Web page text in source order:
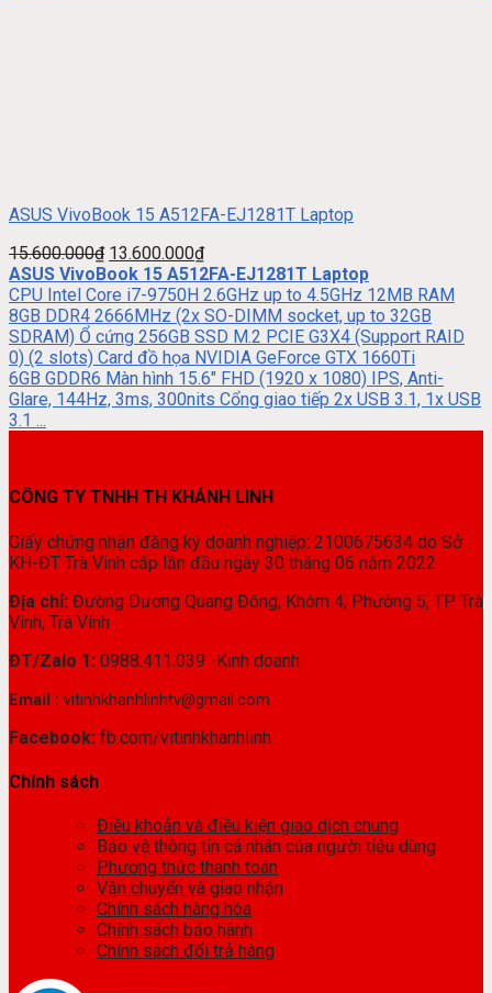
ASUS VivoBook 15 A512FA-EJ1281T Laptop
15.600.000₫ 13.600.000₫
ASUS VivoBook 15 A512FA-EJ1281T Laptop
CPU Intel Core i7-9750H 2.6GHz up to 4.5GHz 12MB RAM
8GB DDR4 2666MHz (2x SO-DIMM socket, up to 32GB
SDRAM) Ổ cứng 256GB SSD M.2 PCIE G3X4 (Support RAID
0) (2 slots) Card đồ họa NVIDIA GeForce GTX 1660Ti
6GB GDDR6 Màn hình 15.6″ FHD (1920 x 1080) IPS, Anti-
Glare, 144Hz, 3ms, 300nits Cổng giao tiếp 2x USB 3.1, 1x USB
3.1 ...
CÔNG TY TNHH TH KHÁNH LINH
Giấy chứng nhận đăng ký doanh nghiệp: 2100675634 do Sở
KH-ĐT Trà Vinh cấp lần đầu ngày 30 tháng 06 năm 2022
Địa chỉ: Đường Dương Quang Đông, Khóm 4, Phường 5, TP. Trà
Vinh, Trà Vinh
ĐT/Zalo 1: 0988.411.039 -Kinh doanh
Email : vitinhkhanhlinhtv@gmail.com
Facebook: fb.com/vitinhkhanhlinh
Chính sách
Điều khoản và điều kiện giao dịch chung
Bảo vệ thông tin cá nhân của người tiêu dùng
Phương thức thanh toán
Vận chuyển và giao nhận
Chính sách hàng hóa
Chính sách bảo hành
Chính sách đổi trả hàng